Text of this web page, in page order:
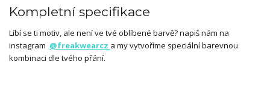
Kompletní specifikace
Líbí se ti motiv, ale není ve tvé oblíbené barvě? napiš nám na
instagram @freakwearcz a my vytvoříme speciální barevnou
kombinaci dle tvého přání.